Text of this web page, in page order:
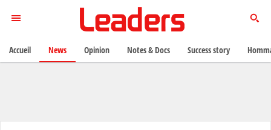
Accueil News Opinion Notes & Docs Success story